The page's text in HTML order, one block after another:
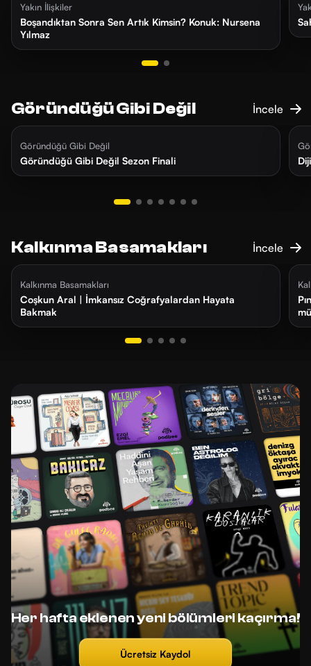
Yakın İlişkiler
Boşandıktan Sonra Sen Artık Kimsin? Konuk: Nursena
Yılmaz
Göründüğü Gibi Değil İncele
32 dk
1 ay önce
Göründüğü Gibi Değil
Göründüğü Gibi Değil Sezon Finali
Kalkınma Basamakları İncele
38 dk
3 ay önce
Kalkınma Basamakları
Coşkun Aral | İmkansız Coğrafyalardan Hayata
Bakmak
Her hafta eklenen yeni bölümleri kaçırma!
Ücretsiz Kaydol